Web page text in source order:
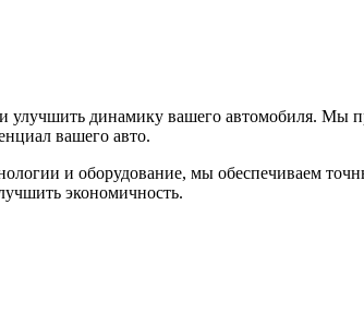
улучшить динамику вашего автомобиля. Мы
вашего авто.
и оборудование, мы обеспечиваем
экономичность.